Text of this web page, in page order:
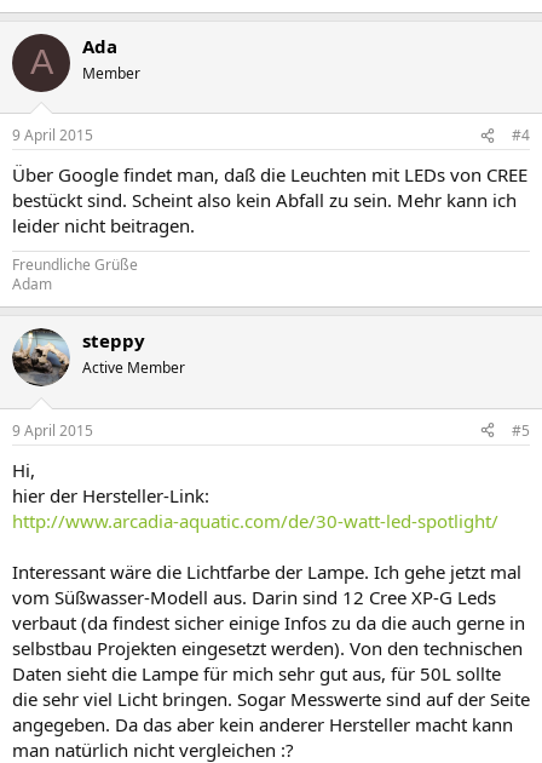
A Ada
Member
9 April 2015 #4
Über Google findet man, daß die Leuchten mit LEDs von CREE
bestückt sind. Scheint also kein Abfall zu sein. Mehr kann ich
leider nicht beitragen.
Freundliche Grüße
Adam
steppy
Active Member
9 April 2015 #5
Hi,
hier der Hersteller-Link:
http://www.arcadia-aquatic.com/de/30-watt-led-spotlight/
Interessant wäre die Lichtfarbe der Lampe. Ich gehe jetzt mal
vom Süßwasser-Modell aus. Darin sind 12 Cree XP-G Leds
verbaut (da findest sicher einige Infos zu da die auch gerne in
selbstbau Projekten eingesetzt werden). Von den technischen
Daten sieht die Lampe für mich sehr gut aus, für 50L sollte
die sehr viel Licht bringen. Sogar Messwerte sind auf der Seite
angegeben. Da das aber kein anderer Hersteller macht kann
man natürlich nicht vergleichen :?